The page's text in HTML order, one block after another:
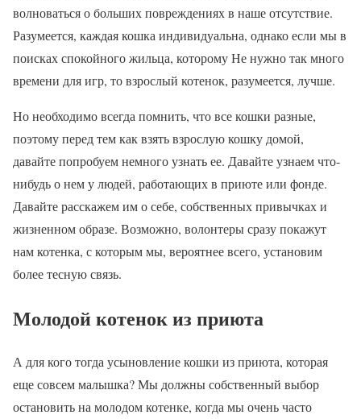
волноваться о больших повреждениях в наше отсутствие.
Разумеется, каждая кошка индивидуальна, однако если мы в
поисках спокойного жильца, которому Не нужно так много
времени для игр, то взрослый котенок, разумеется, лучше.
Но необходимо всегда помнить, что все кошки разные,
поэтому перед тем как взять взрослую кошку домой,
давайте попробуем немного узнать ее. Давайте узнаем что-
нибудь о нем у людей, работающих в приюте или фонде.
Давайте расскажем им о себе, собственных привычках и
жизненном образе. Возможно, волонтеры сразу покажут
нам котенка, с которым мы, вероятнее всего, установим
более тесную связь.
Молодой котенок из приюта
А для кого тогда усыновление кошки из приюта, которая
еще совсем малышка? Мы должны собственный выбор
остановить на молодом котенке, когда мы очень часто